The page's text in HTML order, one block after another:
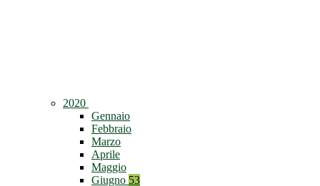
2020
Gennaio
Febbraio
Marzo
Aprile
Maggio
Giugno 53